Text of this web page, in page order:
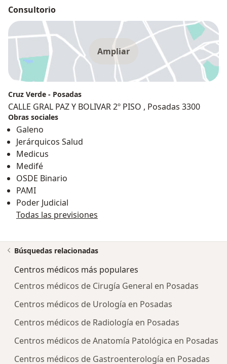
Consultorio
Ampliar
Cruz Verde - Posadas
CALLE GRAL PAZ Y BOLIVAR 2º PISO , Posadas 3300
Obras sociales
Galeno
Jerárquicos Salud
Medicus
Medifé
OSDE Binario
PAMI
Poder Judicial
Todas las previsiones
Búsquedas relacionadas
Centros médicos más populares
Centros médicos de Cirugía General en Posadas
Centros médicos de Urología en Posadas
Centros médicos de Radiología en Posadas
Centros médicos de Anatomía Patológica en Posadas
Centros médicos de Gastroenterología en Posadas